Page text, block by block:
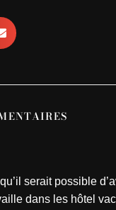
serait possible
dans les hôtel